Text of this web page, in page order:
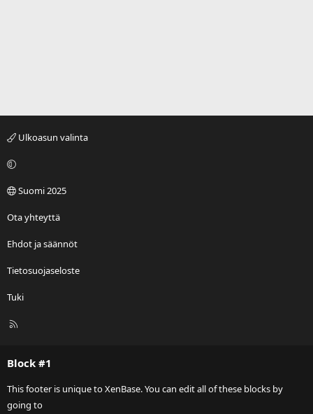
Ulkoasun valinta
Suomi 2025
Ota yhteyttä
Ehdot ja säännöt
Tietosuojaseloste
Tuki
R
Block #1
This footer is unique to XenBase. You can edit all of these blocks by
going to